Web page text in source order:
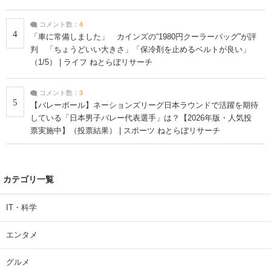
4
コメント数： 4
「車に常備しました」 カインズの“1980円クーラーバッグ”が評
判 「ちょうどいい大きさ」「保冷剤を止めるベルトが良い」
（1/5） | ライフ ねとらぼリサーチ
5
コメント数： 3
【バレーボール】ネーションズリーグ日本ラウンドで活躍を期待
している「日本男子バレー代表選手」は？【2026年版・人気投
票実施中】（投票結果） | スポーツ ねとらぼリサーチ
カテゴリ一覧
IT・科学
エンタメ
グルメ